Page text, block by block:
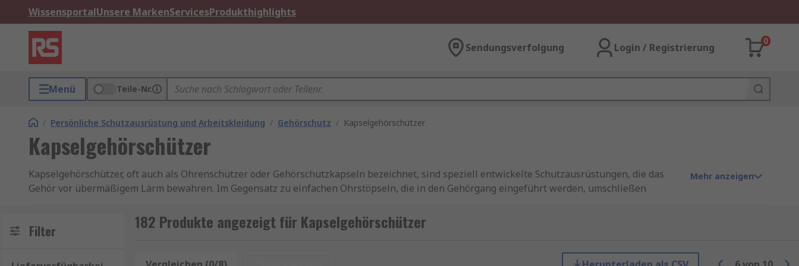
WissensportalUnsere MarkenServicesProdukthighlights
Sendungsverfolgung Login / Registrierung
0
Menü Teile-Nr.
/ Persönliche Schutzausrüstung und Arbeitskleidung / Gehörschutz / Kapselgehörschützer
Kapselgehörschützer
Kapselgehörschützer, oft auch als Ohrenschützer oder Gehörschutzkapseln bezeichnet, sind speziell entwickelte Schutzausrüstungen, die das
Gehör vor übermäßigem Lärm bewahren. Im Gegensatz zu einfachen Ohrstöpseln, die in den Gehörgang eingeführt werden, umschließen
Schaumstoff, Kunststoff und anderen schalldämmenden Materialien, die eine effektive Reduzierung der Umgebungsgeräusche ermöglichen.
Ratgeber für Gehörschutz
Vorteile von Kapselgehörschützern
Mehr anzeigen
Filter 182 Produkte angezeigt für Kapselgehörschützer